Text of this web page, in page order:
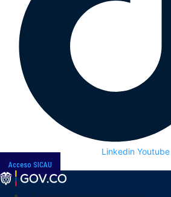
Linkedin Youtube
Acceso SICAU